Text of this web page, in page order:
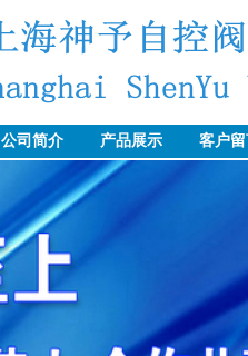
公司简介 产品展示 客户留